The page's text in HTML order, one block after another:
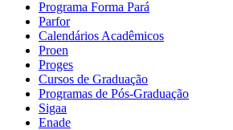
Programa Forma Pará
Parfor
Calendários Acadêmicos
Proen
Proges
Cursos de Graduação
Programas de Pós-Graduação
Sigaa
Enade